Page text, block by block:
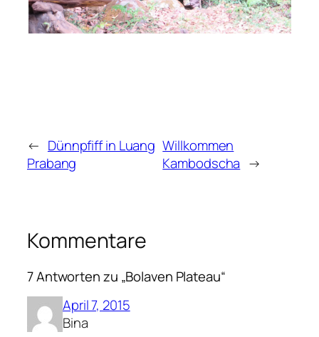
← Dünnpfiff in Luang
Prabang
Willkommen
Kambodscha →
Kommentare
7 Antworten zu „Bolaven Plateau“
April 7, 2015
Bina